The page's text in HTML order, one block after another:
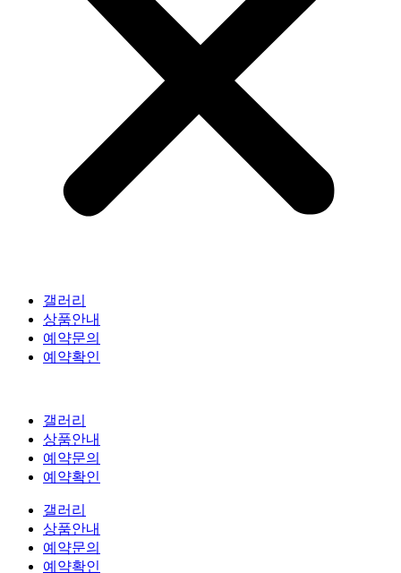
갤러리
상품안내
예약문의
예약확인
갤러리
상품안내
예약문의
예약확인
갤러리
상품안내
예약문의
예약확인